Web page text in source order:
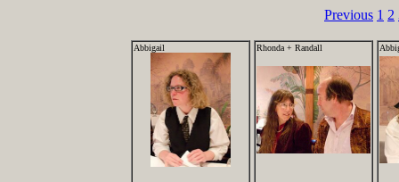
Previous 1 2
Abbigail Rhonda + Randall